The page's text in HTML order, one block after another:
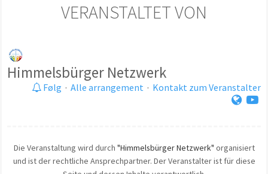
VERANSTALTET VON
Himmelsbürger Netzwerk
Følg · Alle arrangement · Kontakt zum Veranstalter
Die Veranstaltung wird durch "Himmelsbürger Netzwerk" organisiert
und ist der rechtliche Ansprechpartner. Der Veranstalter ist für diese